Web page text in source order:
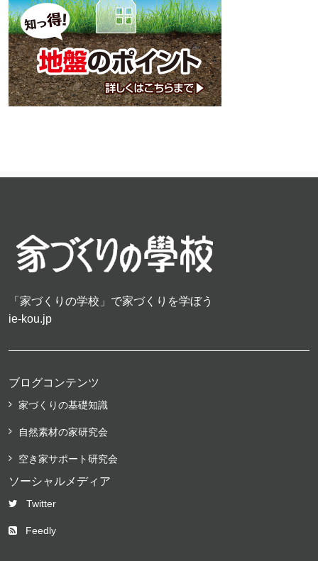
「家づくりの学校」で家づくりを学ぼう
ie-kou.jp
ブログコンテンツ
家づくりの基礎知識
自然素材の家研究会
空き家サポート研究会
ソーシャルメディア
Twitter
Feedly